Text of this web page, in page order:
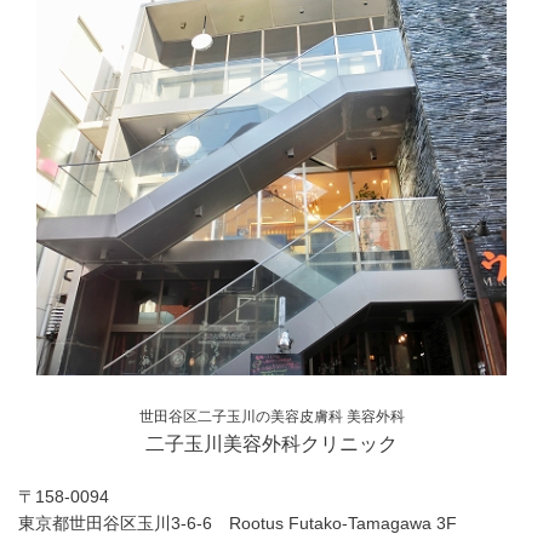
世田谷区二子玉川の美容皮膚科 美容外科
二子玉川美容外科クリニック
〒158-0094
東京都世田谷区玉川3-6-6 Rootus Futako-Tamagawa 3F